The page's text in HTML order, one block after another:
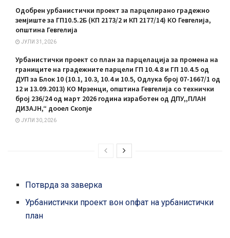
Одобрен урбанистички проект за парцелирано градежно
земјиште за ГП10.5.2Б (КП 2173/2 и КП 2177/14) КО Гевгелија,
општина Гевгелија
ЈУЛИ 31, 2026
Урбанистички проект со план за парцелација за промена на
границите на градежните парцели ГП 10.4.8 и ГП 10.4.5 од
ДУП за Блок 10 (10.1, 10.3, 10.4 и 10.5, Одлука број 07-1667/1 од
12 и 13.09.2013) КО Мрзенци, општина Гевгелија со технички
број 236/24 од март 2026 година изработен од ДПУ,,ПЛАН
ДИЗАЈН,“ дооел Скопје
ЈУЛИ 30, 2026
Потврда за заверка
Урбанистички проект вон опфат на урбанистички
план